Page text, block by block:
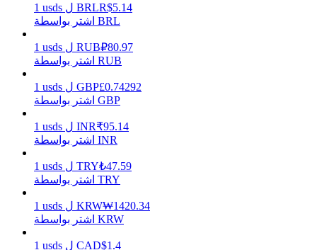
خنزير الطاقة
احصل على مكافآت تنافسية يوميًا
1 usds ل BRLR$5.14
اشتر بواسطة BRL
1 usds ل RUB₽80.97
اشتر بواسطة RUB
1 usds ل GBP£0.74292
اشتر بواسطة GBP
1 usds ل INR₹95.14
اشتر بواسطة INR
1 usds ل TRY₺47.59
اشتر بواسطة TRY
1 usds ل KRW₩1420.34
اشتر بواسطة KRW
1 usds ل CAD$1.4